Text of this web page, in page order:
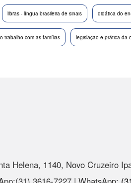
libras - língua brasileira de sinais didática do
trabalho com as famílias legislação e prática da
Helena, 1140, Novo Cruzeiro